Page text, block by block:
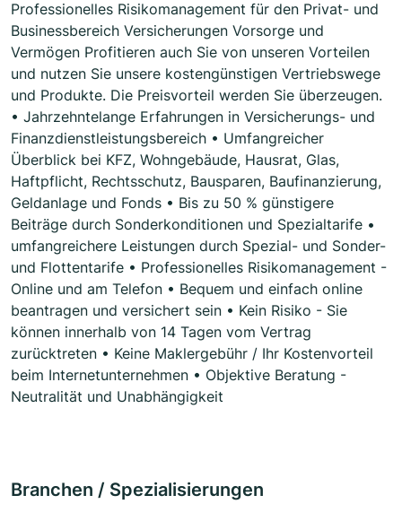
Professionelles Risikomanagement für den Privat- und
Businessbereich Versicherungen Vorsorge und
Vermögen Profitieren auch Sie von unseren Vorteilen
und nutzen Sie unsere kostengünstigen Vertriebswege
und Produkte. Die Preisvorteil werden Sie überzeugen.
• Jahrzehntelange Erfahrungen in Versicherungs- und
Finanzdienstleistungsbereich • Umfangreicher
Überblick bei KFZ, Wohngebäude, Hausrat, Glas,
Haftpflicht, Rechtsschutz, Bausparen, Baufinanzierung,
Geldanlage und Fonds • Bis zu 50 % günstigere
Beiträge durch Sonderkonditionen und Spezialtarife •
umfangreichere Leistungen durch Spezial- und Sonder-
und Flottentarife • Professionelles Risikomanagement -
Online und am Telefon • Bequem und einfach online
beantragen und versichert sein • Kein Risiko - Sie
können innerhalb von 14 Tagen vom Vertrag
zurücktreten • Keine Maklergebühr / Ihr Kostenvorteil
beim Internetunternehmen • Objektive Beratung -
Neutralität und Unabhängigkeit
Branchen / Spezialisierungen